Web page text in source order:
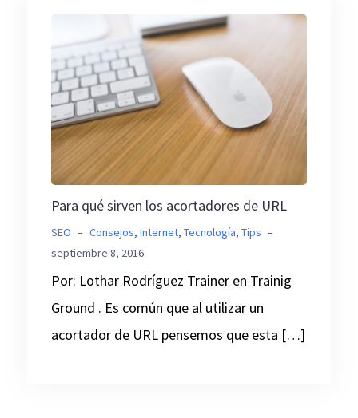
Para qué sirven los acortadores de URL
SEO – Consejos, Internet, Tecnología, Tips –
septiembre 8, 2016
Por: Lothar Rodríguez Trainer en Trainig
Ground . Es común que al utilizar un
acortador de URL pensemos que esta […]